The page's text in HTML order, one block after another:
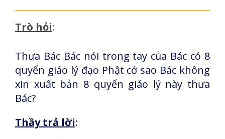
Trò hỏi:
Thưa Bác Bác nói trong tay của Bác có 8
quyển giáo lý đạo Phật cớ sao Bác không
xin xuất bản 8 quyển giáo lý này thưa
Bác?
Thầy trả lời: